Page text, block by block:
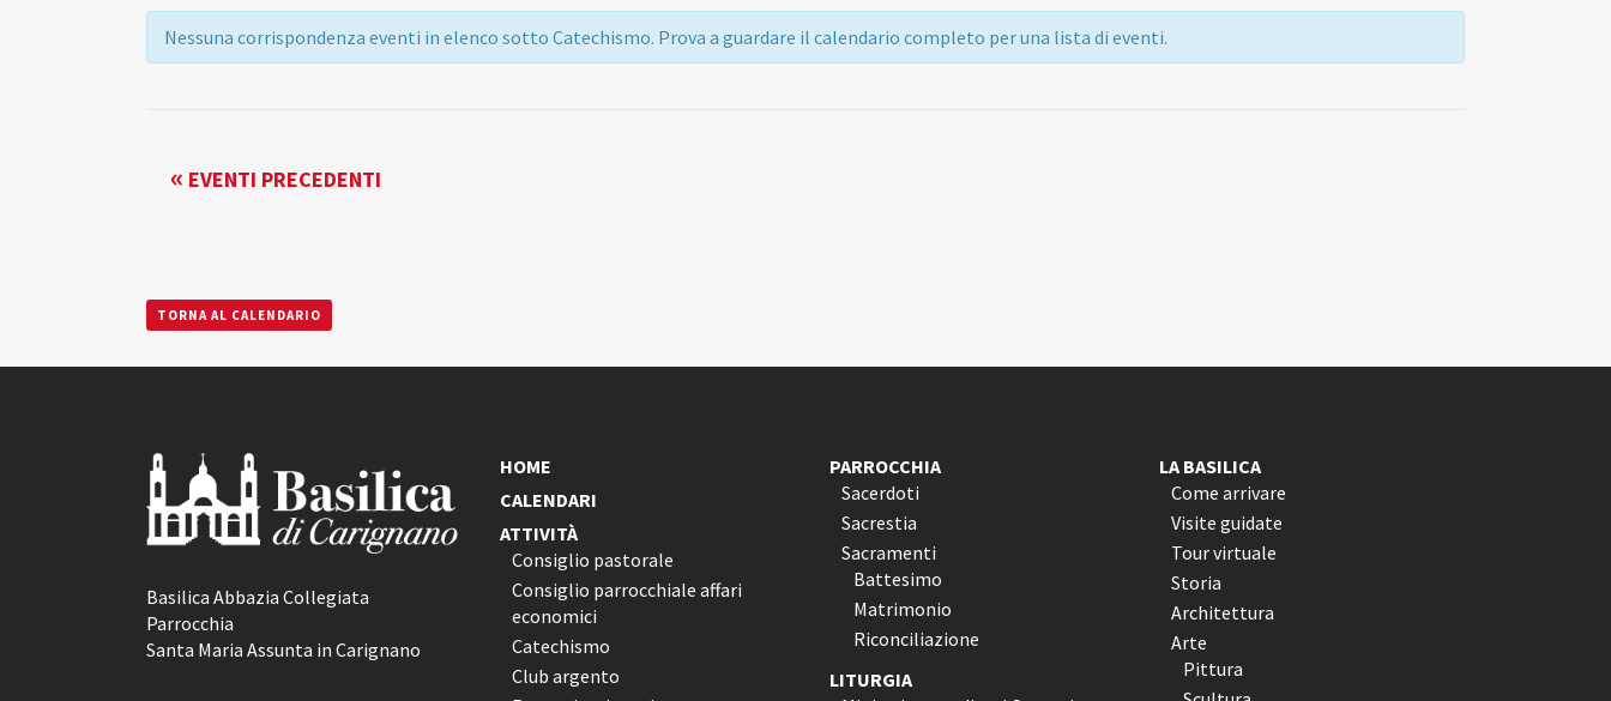
Nessuna corrispondenza eventi in elenco sotto Catechismo. Prova a guardare il calendario completo per una lista di eventi.
NAVIGATION
EVENTI
« EVENTI PRECEDENTI
TORNA AL CALENDARIO
Basilica Abbazia Collegiata
Parrocchia
Santa Maria Assunta in Carignano
HOME
CALENDARI
ATTIVITÀ
Consiglio pastorale
Consiglio parrocchiale affari
economici
Catechismo
Club argento
PARROCCHIA
Sacerdoti
Sacrestia
Sacramenti
Battesimo
Matrimonio
Riconciliazione
LITURGIA
LA BASILICA
Come arrivare
Visite guidate
Tour virtuale
Storia
Architettura
Arte
Pittura